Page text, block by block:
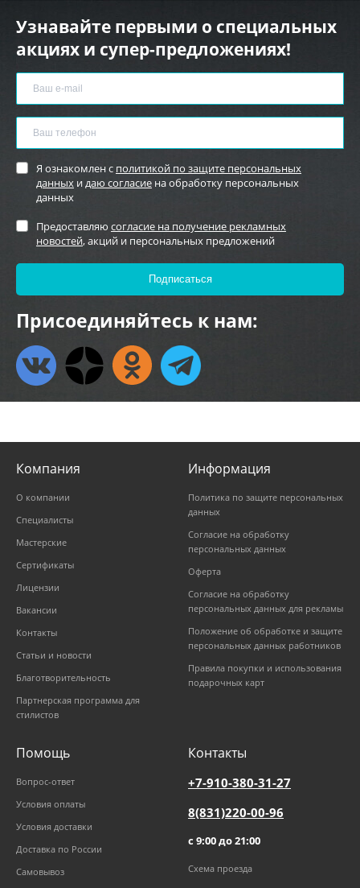
Узнавайте первыми о специальных
акциях и супер-предложениях!
Я ознакомлен с политикой по защите персональных
данных идаю согласие на обработку персональных
данных
Предоставляю согласие на получение рекламных
новостей, акций и персональных предложений
Присоединяйтесь к нам:
Компания
О компании
Специалисты
Мастерские
Сертификаты
Лицензии
Вакансии
Контакты
Статьи и новости
Благотворительность
Партнерская программа для
стилистов
Информация
Политика по защите персональных
данных
Согласие на обработку
персональных данных
Оферта
Согласие на обработку
персональных данных для рекламы
Положение об обработке и защите
персональных данных работников
Правила покупки и использования
подарочных карт
Помощь
Вопрос-ответ
Условия оплаты
Условия доставки
Доставка по России
Самовывоз
Контакты
+7-910-380-31-27
8(831)220-00-96
с 9:00 до 21:00
Схема проезда